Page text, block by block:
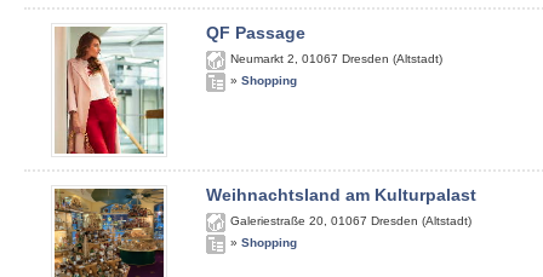
QF Passage
Neumarkt 2 01067 Dresden (Altstadt)
» Shopping
Weihnachtsland am Kulturpalast
Galeriestraße 20 01067 Dresden (Altstadt)
» Shopping